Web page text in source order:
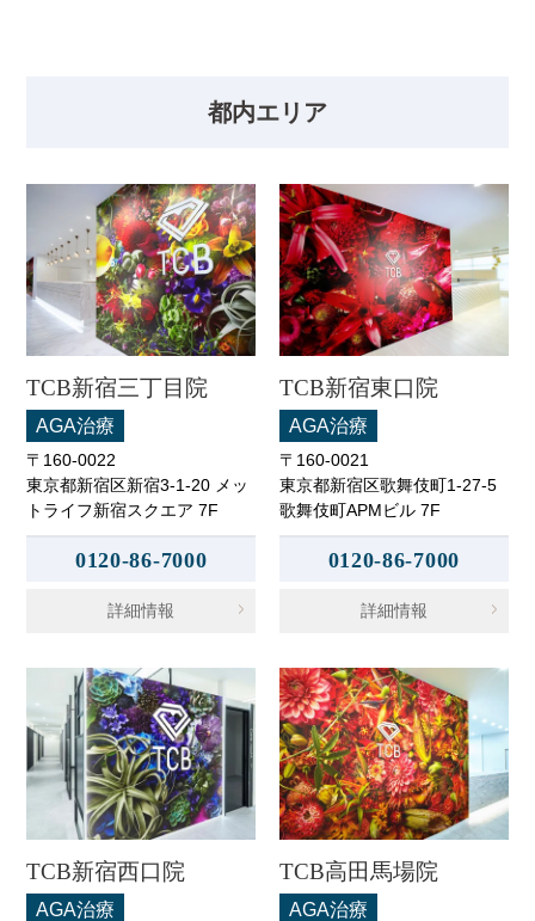
都内エリア
TCB新宿三丁目院
AGA治療
〒160-0022
東京都新宿区新宿3-1-20 メッ
トライフ新宿スクエア 7F
0120-86-7000
詳細情報
TCB新宿東口院
AGA治療
〒160-0021
東京都新宿区歌舞伎町1-27-5
歌舞伎町APMビル 7F
0120-86-7000
詳細情報
TCB新宿西口院
AGA治療
TCB高田馬場院
AGA治療